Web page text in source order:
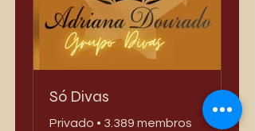
Só Divas
Privado • 3.389 membros